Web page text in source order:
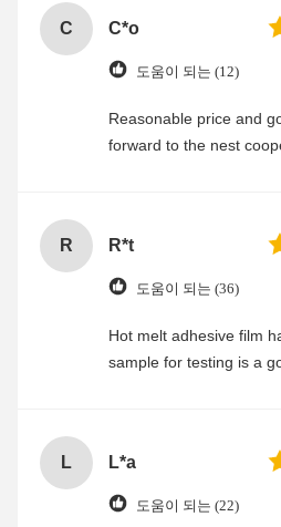
C C*o
도움이 되는 (12)
Reasonable price and
forward to the nest
R R*t
도움이 되는 (36)
Hot melt adhesive film has
sample for testing is a
L L*a
도움이 되는 (22)